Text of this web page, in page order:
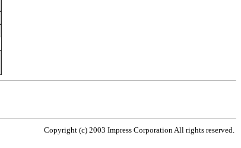
Copyright (c) 2003 Impress Corporation All rights reserved.